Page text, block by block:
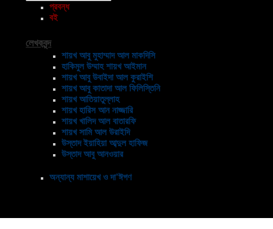
প্রবন্ধ
বই
লেখকবৃন্দ
শায়খ আবু মুহাম্মাদ আল মাকদিসি
হাকিমুল উম্মাহ শায়খ আইমান
শায়খ আবু উবাইদা আল কুরাইশি
শায়খ আবু কাতাদা আল ফিলিস্তিনি
শায়খ আতিয়াতুল্লাহ
শায়খ হারিস আন নাজ্জারি
শায়খ খালিদ আল বাতারফি
শায়খ সামি আল উরাইদি
উস্তাদ ইয়াহিয়া আব্দুল হাফিজ
উস্তাদ আবু আনওয়ার
অন্যান্য মাশায়েখ ও দা’ঈগণ